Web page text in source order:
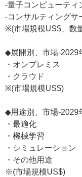
-量子コンピューティ
-コンサルティングサ
※(市場規模US$、数
◆展開別、市場-2029
・オンプレミス
・クラウド
※(市場規模US$)
◆用途別、市場-2029
・最適化
・機械学習
・シミュレーション
・その他用途
※(市場規模US$)